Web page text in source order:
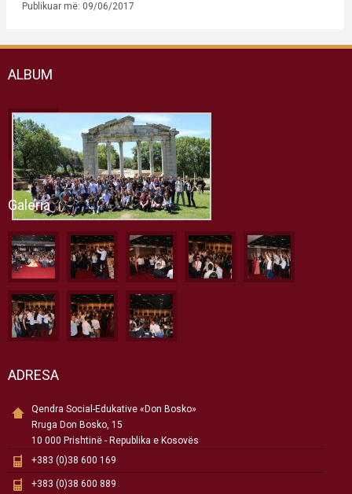
Publikuar më: 09/06/2017
ALBUM
Galeria
ADRESA
Qendra Social-Edukative «Don Bosko»
Rruga Don Bosko, 15
10 000 Prishtinë - Republika e Kosovës
+383 (0)38 600 169
+383 (0)38 600 889